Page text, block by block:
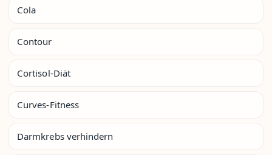
Cola
Contour
Cortisol-Diät
Curves-Fitness
Darmkrebs verhindern